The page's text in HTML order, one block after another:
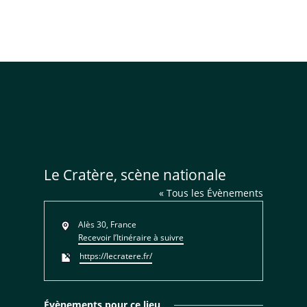
Le Cratère, scène nationale
« Tous les Évènements
AdresseAlès 30, France
Recevoir l’Itinéraire à suivre
Site
https://lecratere.fr/